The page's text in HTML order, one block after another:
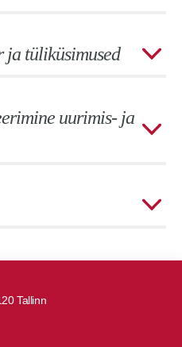
ja tüliküsimused
uurimis- ja
Tallinn